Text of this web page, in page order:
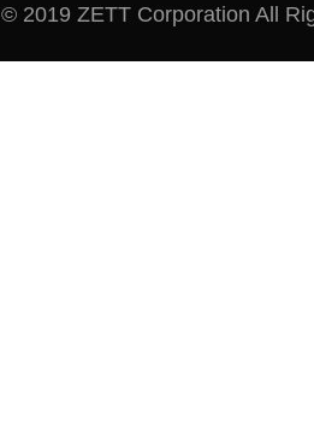
© 2019 ZETT Corporation All